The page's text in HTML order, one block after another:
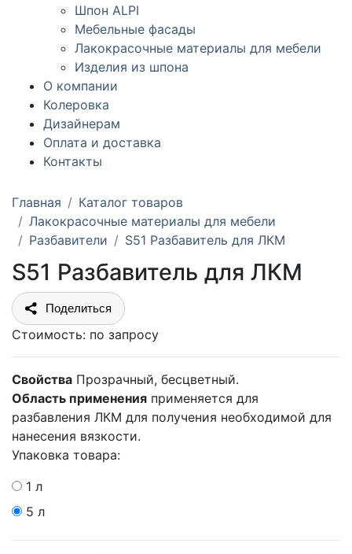
Шпон ALPI
Мебельные фасады
Лакокрасочные материалы для мебели
Изделия из шпона
О компании
Колеровка
Дизайнерам
Оплата и доставка
Контакты
Главная
Каталог товаров
Лакокрасочные материалы для мебели
Разбавители
S51 Разбавитель для ЛКМ
S51 Разбавитель для ЛКМ
Поделиться
Стоимость: по запросу
Свойства Прозрачный, бесцветный.
Область применения применяется для
разбавления ЛКМ для получения необходимой для
нанесения вязкости.
Упаковка товара:
1 л
5 л